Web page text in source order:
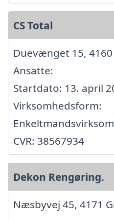
CS Total
Duevænget 15,
Ansatte:
Startdato: 13. april
Virksomhedsform:
CVR: 38567934
Dekon Rengøring.
Næsbyvej 45, 4171